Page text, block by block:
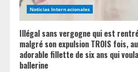
Noticias Internacionales
Illégal sans vergogne qui est
malgré son expulsion TROIS fois,
adorable fillette de six ans qui
ballerine